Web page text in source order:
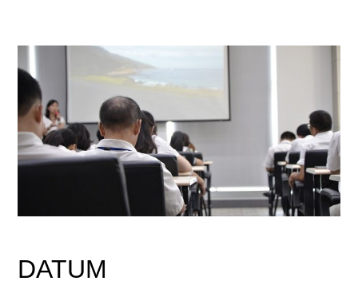
DATUM